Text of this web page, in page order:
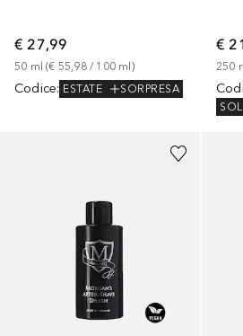
€ 27,99
50 ml (€ 55,98 / 100 ml )
Codice: ESTATE SORPRESA
€
250